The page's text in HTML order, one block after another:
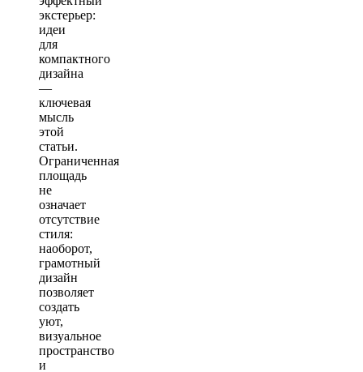
экстерьер:
идеи
для
компактного
дизайна
—
ключевая
мысль
этой
статьи.
Ограниченная
площадь
не
означает
отсутствие
стиля:
наоборот,
грамотный
дизайн
позволяет
создать
уют,
визуальное
пространство
и